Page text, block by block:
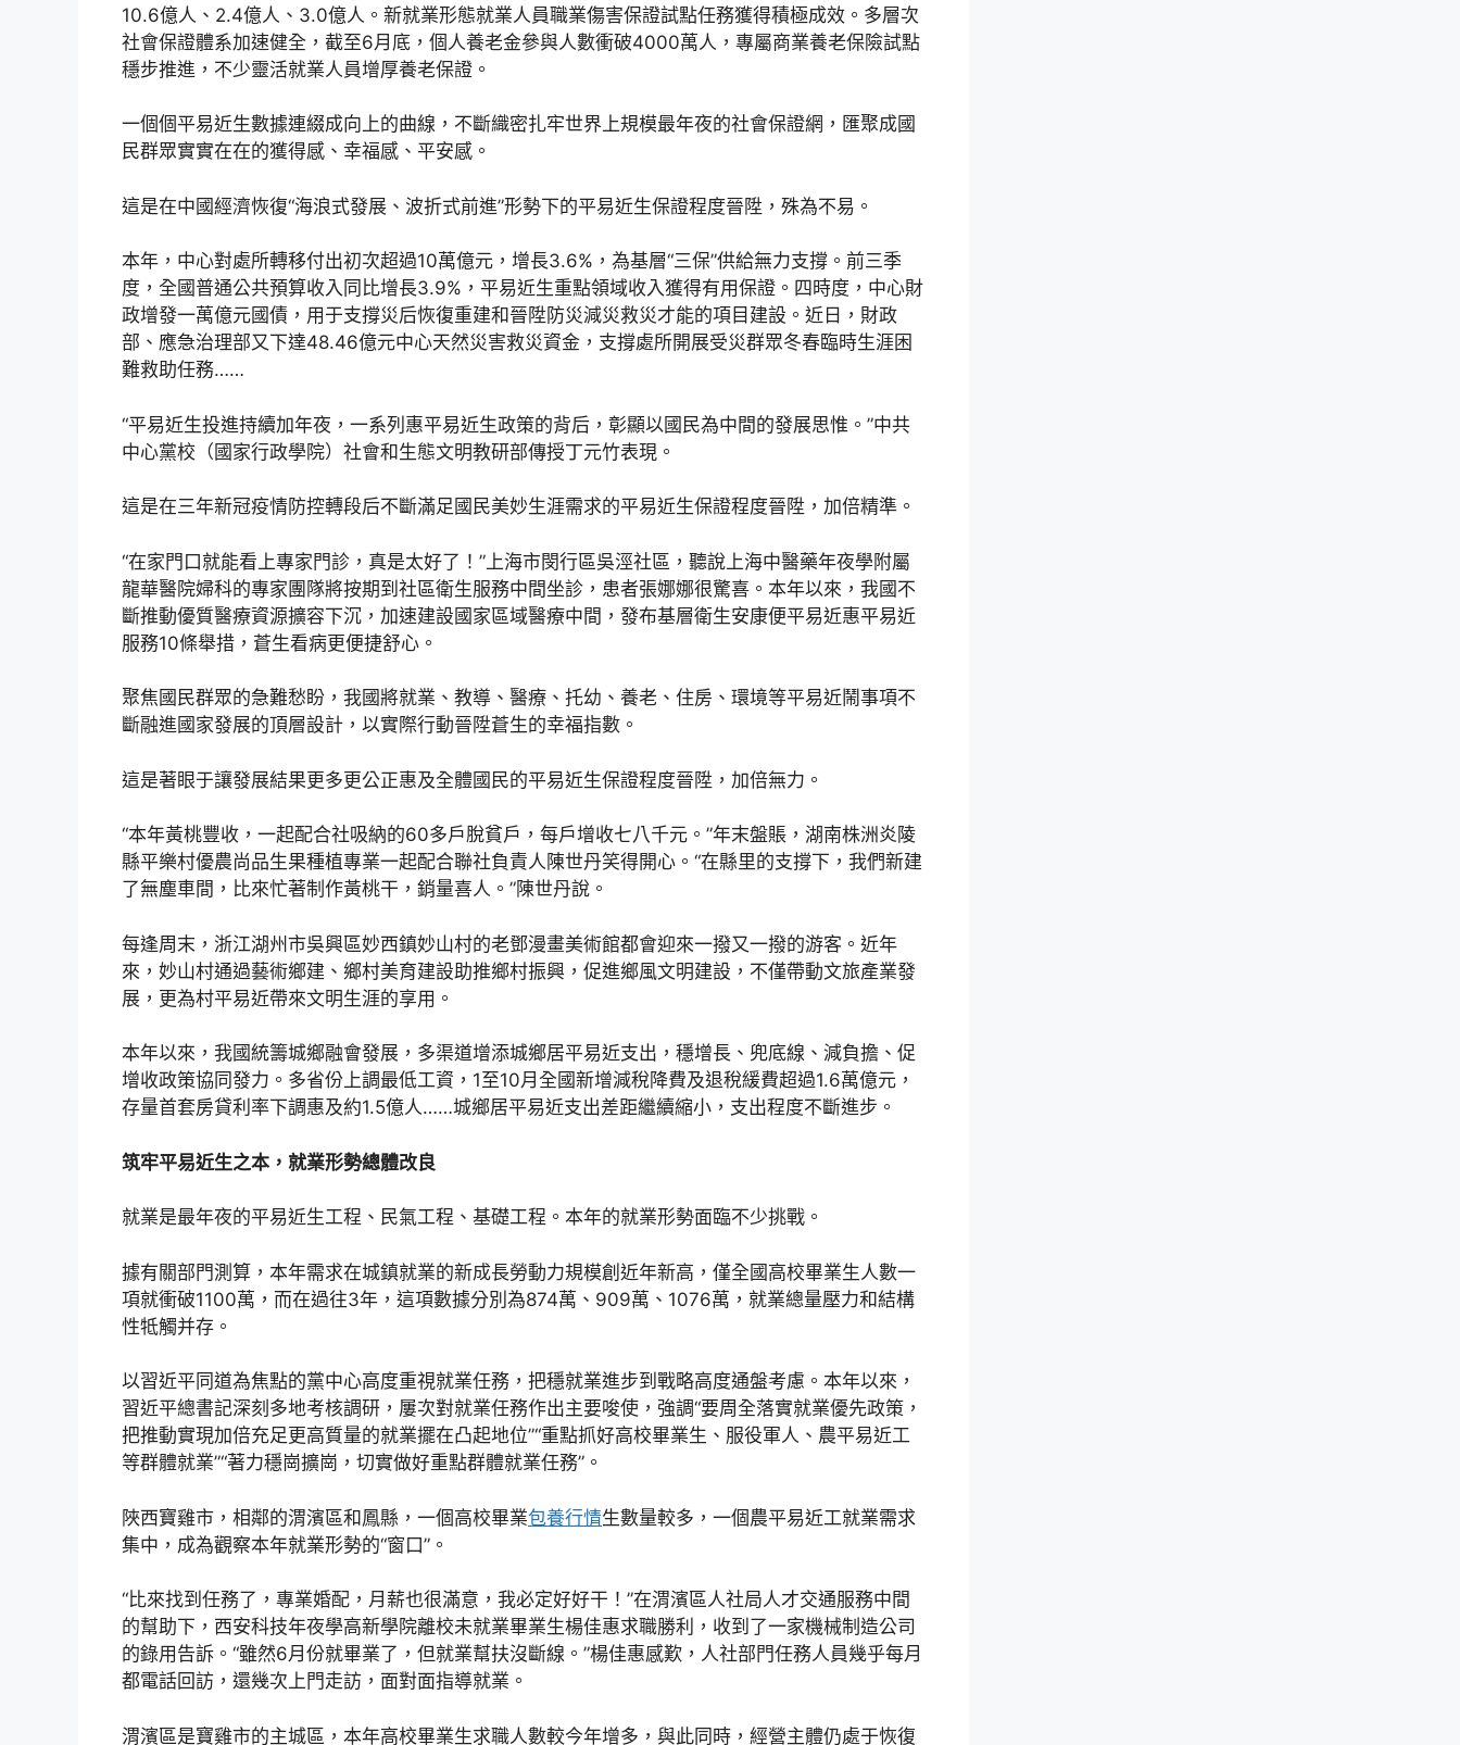
10.6億人、2.4億人、3.0億人。新就業形態就業人員職業傷害保證試點任務獲得積極成效。多層次
社會保證體系加速健全，截至6月底，個人養老金參與人數衝破4000萬人，專屬商業養老保險試點
穩步推進，不少靈活就業人員增厚養老保證。
一個個平易近生數據連綴成向上的曲線，不斷織密扎牢世界上規模最年夜的社會保證網，匯聚成國
民群眾實實在在的獲得感、幸福感、平安感。
這是在中國經濟恢復“海浪式發展、波折式前進”形勢下的平易近生保證程度晉陞，殊為不易。
本年，中心對處所轉移付出初次超過10萬億元，增長3.6%，為基層“三保”供給無力支撐。前三季
度，全國普通公共預算收入同比增長3.9%，平易近生重點領域收入獲得有用保證。四時度，中心財
政增發一萬億元國債，用于支撐災后恢復重建和晉陞防災減災救災才能的項目建設。近日，財政
部、應急治理部又下達48.46億元中心天然災害救災資金，支撐處所開展受災群眾冬春臨時生涯困
難救助任務……
“平易近生投進持續加年夜，一系列惠平易近生政策的背后，彰顯以國民為中間的發展思惟。”中共
中心黨校（國家行政學院）社會和生態文明教研部傳授丁元竹表現。
這是在三年新冠疫情防控轉段后不斷滿足國民美妙生涯需求的平易近生保證程度晉陞，加倍精準。
“在家門口就能看上專家門診，真是太好了！”上海市閔行區吳涇社區，聽說上海中醫藥年夜學附屬
龍華醫院婦科的專家團隊將按期到社區衛生服務中間坐診，患者張娜娜很驚喜。本年以來，我國不
斷推動優質醫療資源擴容下沉，加速建設國家區域醫療中間，發布基層衛生安康便平易近惠平易近
服務10條舉措，蒼生看病更便捷舒心。
聚焦國民群眾的急難愁盼，我國將就業、教導、醫療、托幼、養老、住房、環境等平易近鬧事項不
斷融進國家發展的頂層設計，以實際行動晉陞蒼生的幸福指數。
這是著眼于讓發展結果更多更公正惠及全體國民的平易近生保證程度晉陞，加倍無力。
“本年黃桃豐收，一起配合社吸納的60多戶脫貧戶，每戶增收七八千元。”年末盤賬，湖南株洲炎陵
縣平樂村優農尚品生果種植專業一起配合聯社負責人陳世丹笑得開心。“在縣里的支撐下，我們新建
了無塵車間，比來忙著制作黃桃干，銷量喜人。”陳世丹說。
每逢周末，浙江湖州市吳興區妙西鎮妙山村的老鄧漫畫美術館都會迎來一撥又一撥的游客。近年
來，妙山村通過藝術鄉建、鄉村美育建設助推鄉村振興，促進鄉風文明建設，不僅帶動文旅產業發
展，更為村平易近帶來文明生涯的享用。
本年以來，我國統籌城鄉融會發展，多渠道增添城鄉居平易近支出，穩增長、兜底線、減負擔、促
增收政策協同發力。多省份上調最低工資，1至10月全國新增減稅降費及退稅緩費超過1.6萬億元，
存量首套房貸利率下調惠及約1.5億人……城鄉居平易近支出差距繼續縮小，支出程度不斷進步。
筑牢平易近生之本，就業形勢總體改良
就業是最年夜的平易近生工程、民氣工程、基礎工程。本年的就業形勢面臨不少挑戰。
據有關部門測算，本年需求在城鎮就業的新成長勞動力規模創近年新高，僅全國高校畢業生人數一
項就衝破1100萬，而在過往3年，這項數據分別為874萬、909萬、1076萬，就業總量壓力和結構
性牴觸并存。
以習近平同道為焦點的黨中心高度重視就業任務，把穩就業進步到戰略高度通盤考慮。本年以來，
習近平總書記深刻多地考核調研，屢次對就業任務作出主要唆使，強調“要周全落實就業優先政策，
把推動實現加倍充足更高質量的就業擺在凸起地位”“重點抓好高校畢業生、服役軍人、農平易近工
等群體就業”“著力穩崗擴崗，切實做好重點群體就業任務”。
陜西寶雞市，相鄰的渭濱區和鳳縣，一個高校畢業包養行情生數量較多，一個農平易近工就業需求
集中，成為觀察本年就業形勢的“窗口”。
“比來找到任務了，專業婚配，月薪也很滿意，我必定好好干！”在渭濱區人社局人才交通服務中間
的幫助下，西安科技年夜學高新學院離校未就業畢業生楊佳惠求職勝利，收到了一家機械制造公司
的錄用告訴。“雖然6月份就畢業了，但就業幫扶沒斷線。”楊佳惠感歎，人社部門任務人員幾乎每月
都電話回訪，還幾次上門走訪，面對面指導就業。
渭濱區是寶雞市的主城區，本年高校畢業生求職人數較今年增多，與此同時，經營主體仍處于恢復